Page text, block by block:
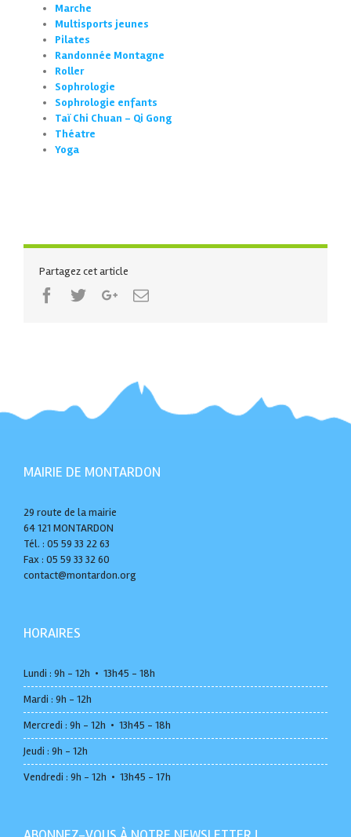
Marche
Multisports jeunes
Pilates
Randonnée Montagne
Roller
Sophrologie
Sophrologie enfants
Taï Chi Chuan – Qi Gong
Théatre
Yoga
Partagez cet article
Facebook
TwitterGoogle+Email
MAIRIE DE MONTARDON
29 route de la mairie
64 121 MONTARDON
Tél. : 05 59 33 22 63
Fax : 05 59 33 32 60
contact@montardon.org
HORAIRES
Lundi : 9h - 12h • 13h45 - 18h
Mardi : 9h - 12h
Mercredi : 9h - 12h • 13h45 - 18h
Jeudi : 9h - 12h
Vendredi : 9h - 12h • 13h45 - 17h